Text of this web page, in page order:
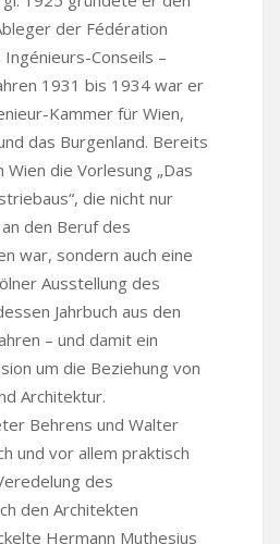
der Fédération
Conseils –
1931 bis 1934 war er
Kammer für Wien,
das Burgenland. Bereits
die Vorlesung „Das
die nicht nur
den Beruf des
war, sondern auch eine
Ausstellung des
Jahrbuch aus den
– und damit ein
um die Beziehung von
Architektur.
Behrens und Walter
und vor allem praktisch
des
den Architekten
Hermann Muthesius